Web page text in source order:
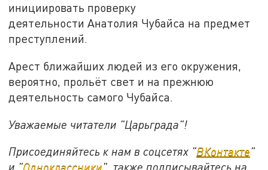
инициировать проверку
деятельности Анатолия Чубайса на предмет
преступлений.
Арест ближайших людей из его окружения,
вероятно, прольёт свет и на прежнюю
деятельность самого Чубайса.
Уважаемые читатели "Царьграда"!
Присоединяйтесь к нам в соцсетях "ВКонтакте"
и "Одноклассники", также подписывайтесь на